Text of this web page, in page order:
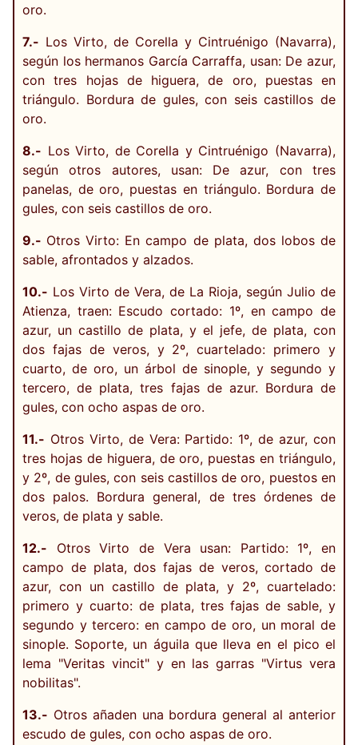
oro.
7.- Los Virto, de Corella y Cintruénigo (Navarra),
según los hermanos García Carraffa, usan: De azur,
con tres hojas de higuera, de oro, puestas en
triángulo. Bordura de gules, con seis castillos de
oro.
8.- Los Virto, de Corella y Cintruénigo (Navarra),
según otros autores, usan: De azur, con tres
panelas, de oro, puestas en triángulo. Bordura de
gules, con seis castillos de oro.
9.- Otros Virto: En campo de plata, dos lobos de
sable, afrontados y alzados.
10.- Los Virto de Vera, de La Rioja, según Julio de
Atienza, traen: Escudo cortado: 1º, en campo de
azur, un castillo de plata, y el jefe, de plata, con
dos fajas de veros, y 2º, cuartelado: primero y
cuarto, de oro, un árbol de sinople, y segundo y
tercero, de plata, tres fajas de azur. Bordura de
gules, con ocho aspas de oro.
11.- Otros Virto, de Vera: Partido: 1º, de azur, con
tres hojas de higuera, de oro, puestas en triángulo,
y 2º, de gules, con seis castillos de oro, puestos en
dos palos. Bordura general, de tres órdenes de
veros, de plata y sable.
12.- Otros Virto de Vera usan: Partido: 1º, en
campo de plata, dos fajas de veros, cortado de
azur, con un castillo de plata, y 2º, cuartelado:
primero y cuarto: de plata, tres fajas de sable, y
segundo y tercero: en campo de oro, un moral de
sinople. Soporte, un águila que lleva en el pico el
lema "Veritas vincit" y en las garras "Virtus vera
nobilitas".
13.- Otros añaden una bordura general al anterior
escudo de gules, con ocho aspas de oro.